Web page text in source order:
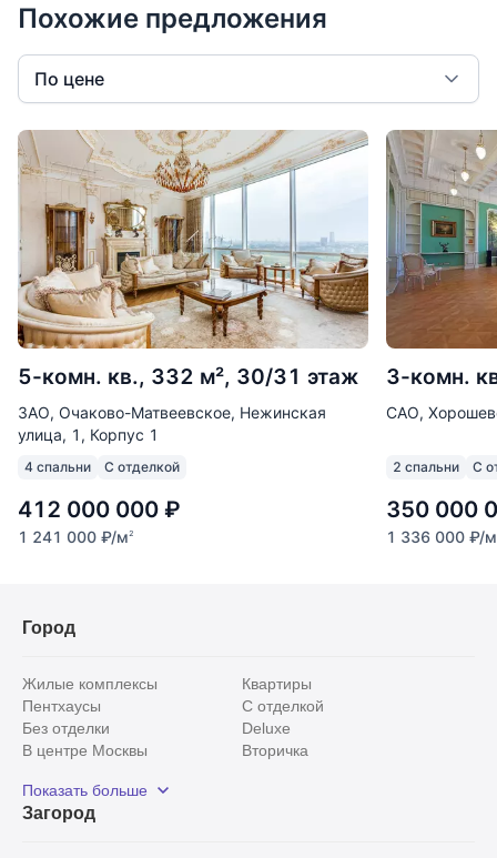
Похожие предложения
По цене
5-комн. кв., 332 м², 30/31 этаж
ЗАО, Очаково-Матвеевское, Нежинская
улица, 1, Корпус 1
4 спальни С отделкой
412 000 000 ₽
1 241 000 ₽/м2
3-комн.
САО,
2 спальни С
350 000
1 336 000 ₽/м
Город
Жилые комплексы
Квартиры
Пентхаусы
С отделкой
Без отделки
Deluxe
В центре Москвы
Вторичка
Рядом с парком
С панорамными окнами
Показать больше
Загород